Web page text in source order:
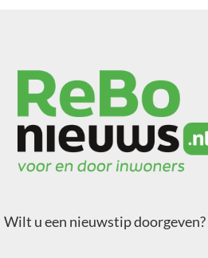
Wilt u een nieuwstip doorgeven?